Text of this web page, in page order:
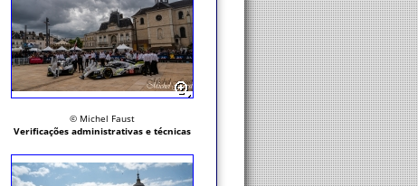
© Michel Faust
Verificações administrativas e técnicas